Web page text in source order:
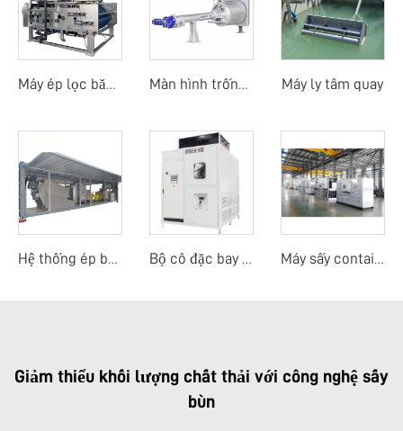
Máy ép lọc băng tải trống quay Màn hình trống quay mịn Máy ly tâm quay
Hệ thống ép bùn di động Bộ cô đặc bay hơi nhiệt độ thấp Máy sấy container nhiệt độ thấp
Giảm thiểu khối lượng chất thải với công nghệ sấy
bùn